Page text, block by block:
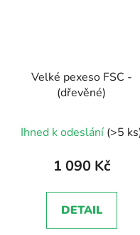
Velké pexeso FSC -
(dřevěné)
Ihned k odeslání (>5
1 090 Kč
DETAIL